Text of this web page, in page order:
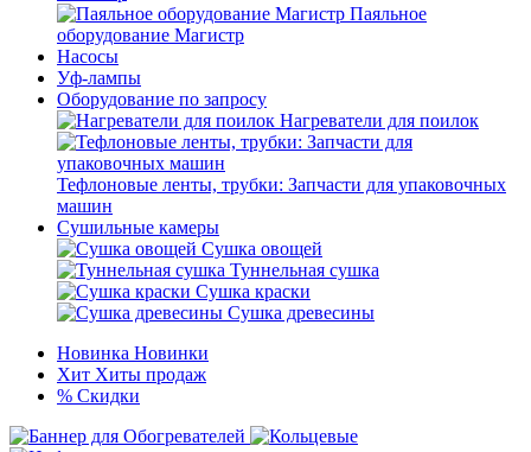
Паяльное
оборудование Магистр
Насосы
Уф-лампы
Оборудование по запросу
Нагреватели для поилок
Тефлоновые ленты, трубки: Запчасти для упаковочных
машин
Сушильные камеры
Сушка овощей
Туннельная сушка
Сушка краски
Сушка древесины
Новинка Новинки
Хит Хиты продаж
% Скидки